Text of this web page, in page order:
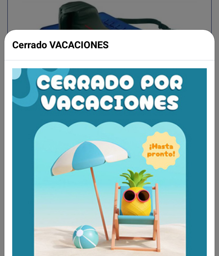
Tabla de medidas y modelos
MODELO MEDIDAS
PESO MÁXIMO DE
CARGA
100 kg
45 x 42
cm
110 kg
Cerrado VACACIONES